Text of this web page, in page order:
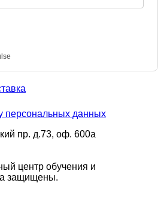
персональных данных
пр. д.73, оф. 600а
центр обучения и
защищены.